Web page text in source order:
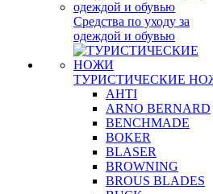
Средства по уходу за
одеждой и обувью
ТУРИСТИЧЕСКИЕ
AHTI
ARNO BERNARD
BENCHMADE
BOKER
BLASER
BROWNING
BROUS BLADES